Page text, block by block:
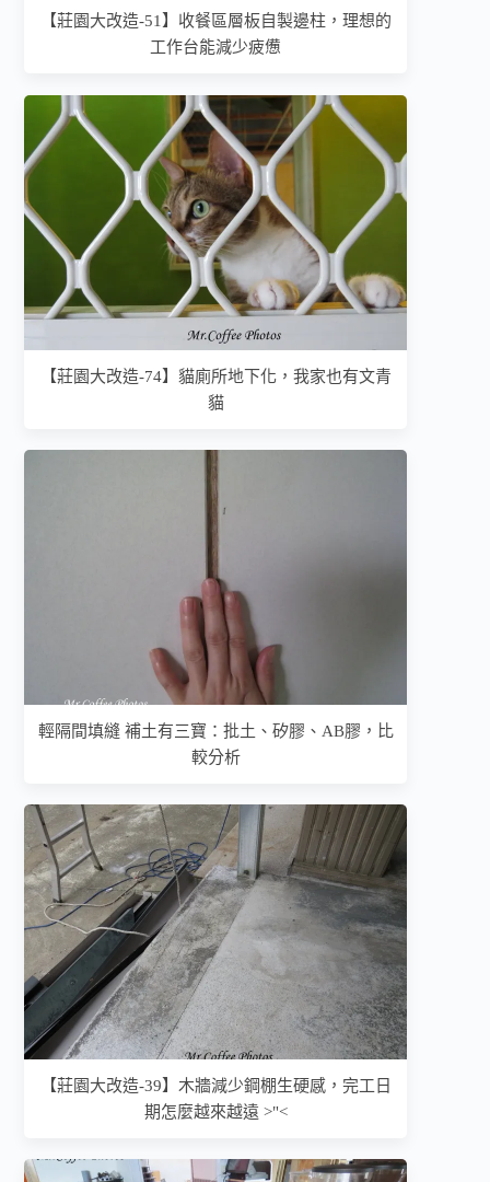
【莊園大改造-51】收餐區層板自製邊柱，理想的
工作台能減少疲憊
【莊園大改造-74】貓廁所地下化，我家也有文青
貓
輕隔間填縫 補土有三寶：批土、矽膠、AB膠，比
較分析
【莊園大改造-39】木牆減少鋼棚生硬感，完工日
期怎麼越來越遠 >"<